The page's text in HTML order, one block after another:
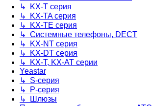
↳ KX-T серия
↳ KX-TA серия
↳ KX-TE серия
↳ Системные телефоны, DECT
↳ KX-NT серия
↳ KX-DT серия
↳ KX-T, KX-AT серии
Yeastar
↳ S-серия
↳ P-серия
↳ Шлюзы